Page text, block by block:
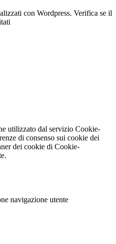
con Wordpress. Verifica se il
utilizzato dal servizio Cookie-
di consenso sui cookie dei
dei cookie di Cookie-
navigazione utente